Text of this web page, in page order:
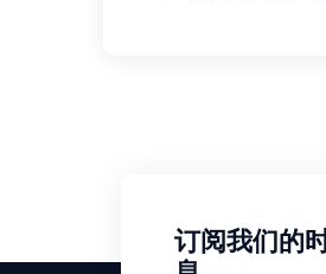
订阅我们的